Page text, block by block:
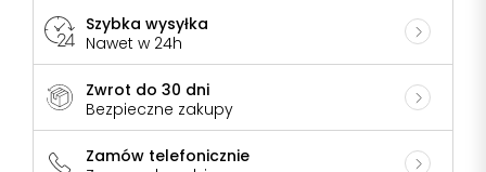
Szybka wysyłka
Nawet w 24h
Zwrot do 30 dni
Bezpieczne zakupy
Zamów telefonicznie